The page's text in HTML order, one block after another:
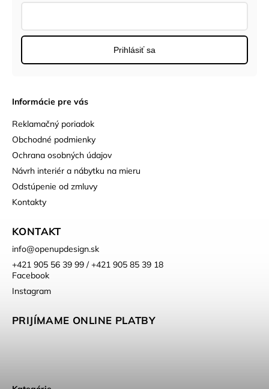
Informácie pre vás
Reklamačný poriadok
Obchodné podmienky
Ochrana osobných údajov
Návrh interiér a nábytku na mieru
Odstúpenie od zmluvy
Kontakty
KONTAKT
info@openupdesign.sk
+421 905 56 39 99 / +421 905 85 39 18
Facebook
Instagram
PRIJÍMAME ONLINE PLATBY
Prihlásiť sa